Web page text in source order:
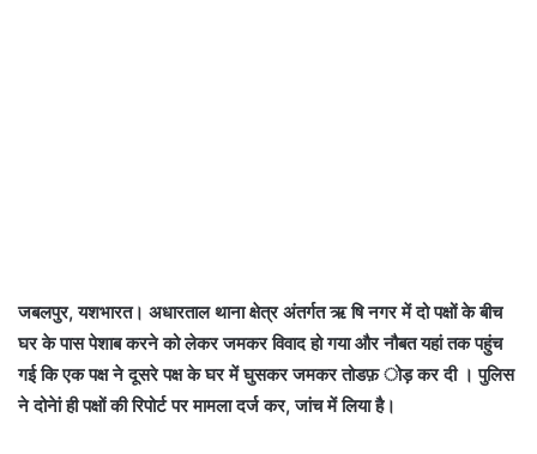
जबलपुर, यशभारत। अधारताल थाना क्षेत्र अंतर्गत ऋ षि नगर में दो पक्षों के बीच
घर के पास पेशाब करने को लेकर जमकर विवाद हो गया और नौबत यहां तक पहुंच
गई कि एक पक्ष ने दूसरे पक्ष के घर में घुसकर जमकर तोडफ़ ोड़ कर दी । पुलिस
ने दोनेां ही पक्षों की रिपोर्ट पर मामला दर्ज कर, जांच में लिया है।